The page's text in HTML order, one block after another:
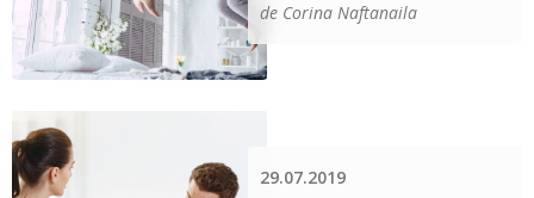
de Corina Naftanaila
29.07.2019